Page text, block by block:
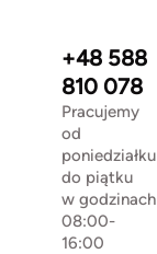
+48 588
810 078
Pracujemy
od
poniedziałku
do piątku
w godzinach
08:00-
16:00